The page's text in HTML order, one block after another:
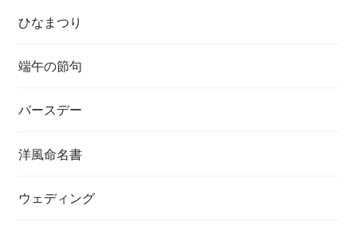
ひなまつり
端午の節句
バースデー
洋風命名書
ウェディング